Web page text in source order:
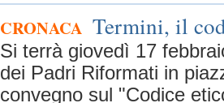
CRONACA Termini, il
Si terrà giovedì 17
dei Padri Riformati in
convegno sul "Codice